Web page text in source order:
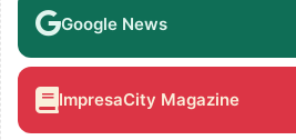
Google News
ImpresaCity Magazine